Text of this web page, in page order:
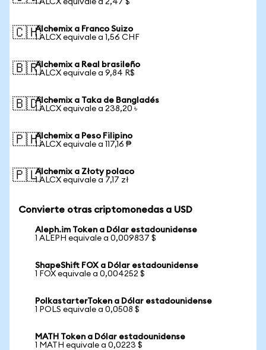
1 ALCX equivale a 2,47 $
🇨🇭Alchemix a Franco Suizo
1 ALCX equivale a 1,56 CHF
🇧🇷Alchemix a Real brasileño
1 ALCX equivale a 9,84 R$
🇧🇩Alchemix a Taka de Bangladés
1 ALCX equivale a 238,20 ৳
🇵🇭Alchemix a Peso Filipino
1 ALCX equivale a 117,16 ₱
🇵🇱Alchemix a Złoty polaco
1 ALCX equivale a 7,17 zł
Convierte otras criptomonedas a USD
Aleph.im Token a Dólar estadounidense
1 ALEPH equivale a 0,009837 $
ShapeShift FOX a Dólar estadounidense
1 FOX equivale a 0,004252 $
PolkastarterToken a Dólar estadounidense
1 POLS equivale a 0,0508 $
MATH Token a Dólar estadounidense
1 MATH equivale a 0,0223 $